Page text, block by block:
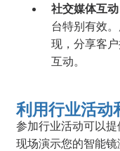
社交媒体互
台特别有效
现，分享客
互动。
利用行业活动
参加行业活动可以
现场演示您的智能